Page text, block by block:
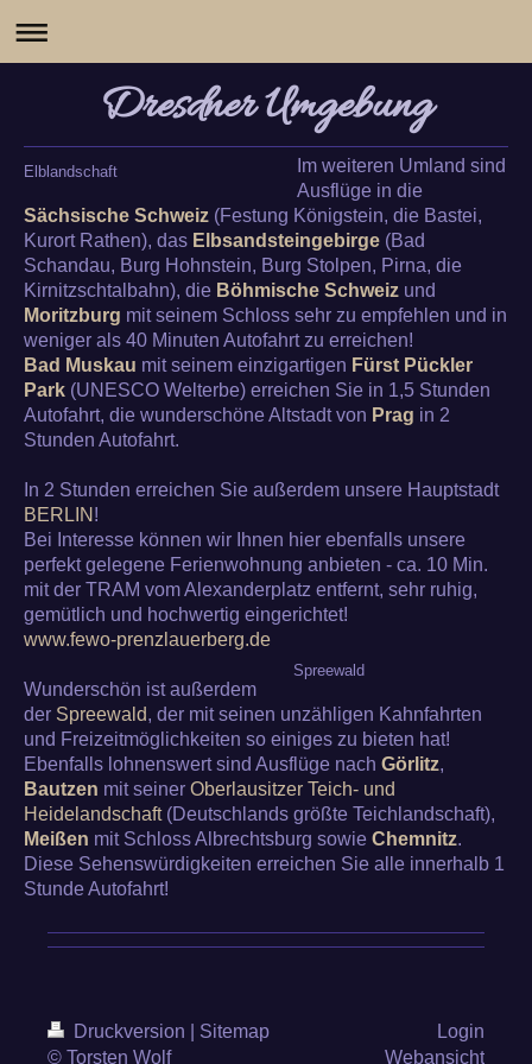
Dresdner Umgebung
Elblandschaft
Im weiteren Umland sind
Ausflüge in die
Sächsische Schweiz (Festung Königstein, die Bastei,
Kurort Rathen), das Elbsandsteingebirge (Bad
Schandau, Burg Hohnstein, Burg Stolpen, Pirna, die
Kirnitzschtalbahn), die Böhmische Schweiz und
Moritzburg mit seinem Schloss sehr zu empfehlen und in
weniger als 40 Minuten Autofahrt zu erreichen!
Bad Muskau mit seinem einzigartigen Fürst Pückler
Park (UNESCO Welterbe) erreichen Sie in 1,5 Stunden
Autofahrt, die wunderschöne Altstadt von Prag in 2
Stunden Autofahrt.
In 2 Stunden erreichen Sie außerdem unsere Hauptstadt
BERLIN !
Bei Interesse können wir Ihnen hier ebenfalls unsere
perfekt gelegene Ferienwohnung anbieten - ca. 10 Min.
mit der TRAM vom Alexanderplatz entfernt, sehr ruhig,
gemütlich und hochwertig eingerichtet!
www.fewo-prenzlauerberg.de
Spreewald
Wunderschön ist außerdem
der Spreewald, der mit seinen unzähligen Kahnfahrten
und Freizeitmöglichkeiten so einiges zu bieten hat!
Ebenfalls lohnenswert sind Ausflüge nach Görlitz,
Bautzen mit seiner Oberlausitzer Teich- und
Heidelandschaft(Deutschlands größte Teichlandschaft),
Meißen mit Schloss Albrechtsburg sowie Chemnitz.
Diese Sehenswürdigkeiten erreichen Sie alle innerhalb 1
Stunde Autofahrt!
Druckversion
Sitemap
© Torsten Wolf
Login
Webansicht